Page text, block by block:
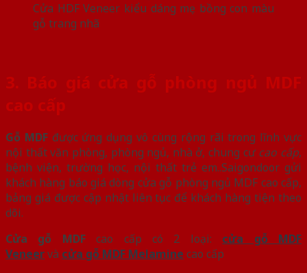
Cửa HDF Veneer kiểu dáng mẹ bồng con màu
gỗ trang nhã
3. Báo giá cửa gỗ phòng ngủ MDF
cao cấp
Gỗ MDF được ứng dụng vô cùng rộng rãi trong lĩnh vực
nội thất văn phòng, phòng ngủ, nhà ở, chung cư cao cấp,
bệnh viện, trường học, nội thất trẻ em..Saigondoor gửi
khách hàng báo giá dòng cửa gỗ phòng ngủ MDF cao cấp,
bảng giá được cập nhật liên tục để khách hàng tiện theo
dõi.
Cửa gỗ MDFcao cấp có 2 loại: cửa gỗ MDF
Veneervà cửa gỗ MDF Melamine cao cấp